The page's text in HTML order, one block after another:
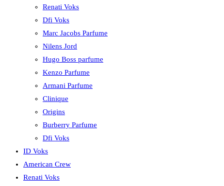
Renati Voks
Dfi Voks
Marc Jacobs Parfume
Nilens Jord
Hugo Boss parfume
Kenzo Parfume
Armani Parfume
Clinique
Origins
Burberry Parfume
Dfi Voks
ID Voks
American Crew
Renati Voks